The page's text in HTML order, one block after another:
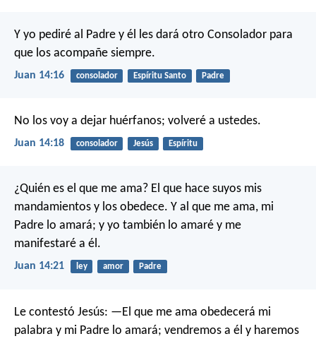
Y yo pediré al Padre y él les dará otro Consolador para
que los acompañe siempre.
Juan 14:16 consolador Espíritu Santo Padre
No los voy a dejar huérfanos; volveré a ustedes.
Juan 14:18 consolador Jesús Espíritu
¿Quién es el que me ama? El que hace suyos mis
mandamientos y los obedece. Y al que me ama, mi
Padre lo amará; y yo también lo amaré y me
manifestaré a él.
Juan 14:21 ley amor Padre
Le contestó Jesús: —El que me ama obedecerá mi
palabra y mi Padre lo amará; vendremos a él y haremos